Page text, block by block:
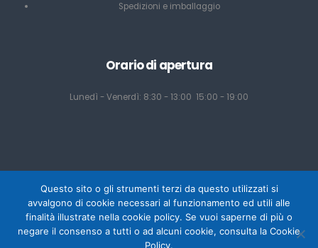
Spedizioni e imballaggio
Orario di apertura
Lunedì - Venerdì: 8:30 - 13:00 15:00 - 19:00
Powered by Mediacom Design - Antonio Palumbo
Questo sito o gli strumenti terzi da questo utilizzati si
avvalgono di cookie necessari al funzionamento ed utili alle
finalità illustrate nella cookie policy. Se vuoi saperne di più o
negare il consenso a tutti o ad alcuni cookie, consulta la Cookie
Policy.